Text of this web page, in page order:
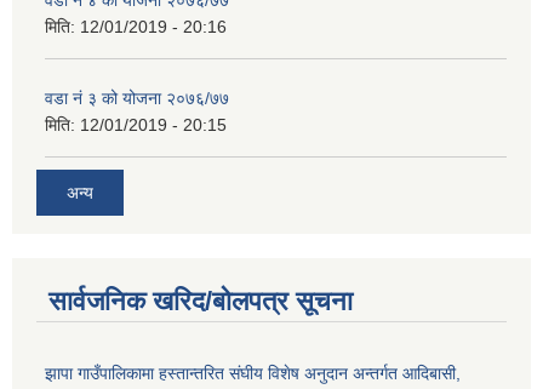
मिति: 12/01/2019 - 20:16
वडा नं ३ को योजना २०७६/७७
मिति: 12/01/2019 - 20:15
अन्य
सार्वजनिक खरिद/बोलपत्र सूचना
झापा गाउँपालिकामा हस्तान्तरित संघीय विशेष अनुदान अन्तर्गत आदिबासी,